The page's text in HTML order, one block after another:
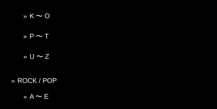
K 〜 O
P 〜 T
U 〜 Z
ROCK / POP
A 〜 E